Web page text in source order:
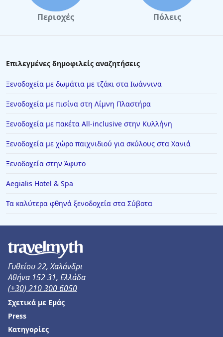
Περιοχές Πόλεις
Επιλεγμένες δημοφιλείς αναζητήσεις
Ξενοδοχεία με δωμάτια με τζάκι στα Ιωάννινα
Ξενοδοχεία με πισίνα στη Λίμνη Πλαστήρα
Ξενοδοχεία με πακέτα All-inclusive στην Κυλλήνη
Ξενοδοχεία με χώρο παιχνιδιού για σκύλους στα Χανιά
Ξενοδοχεία στην Άφυτο
Aegialis Hotel & Spa
Τα καλύτερα φθηνά ξενοδοχεία στα Σύβοτα
Γυθείου 22, Χαλάνδρι
Αθήνα 152 31, Ελλάδα
(+30) 210 300 6050
Σχετικά με Εμάς
Press
Κατηγορίες